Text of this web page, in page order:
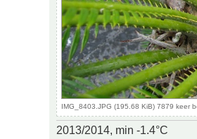
IMG_8403.JPG (195.68 KiB) 7879 keer
2013/2014, min -1.4°C